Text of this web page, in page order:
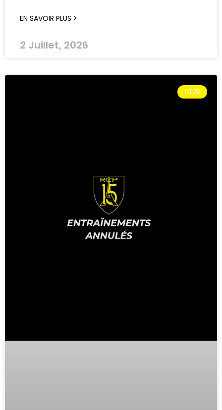
EN SAVOIR PLUS >
2 Juillet, 2026
CLUB